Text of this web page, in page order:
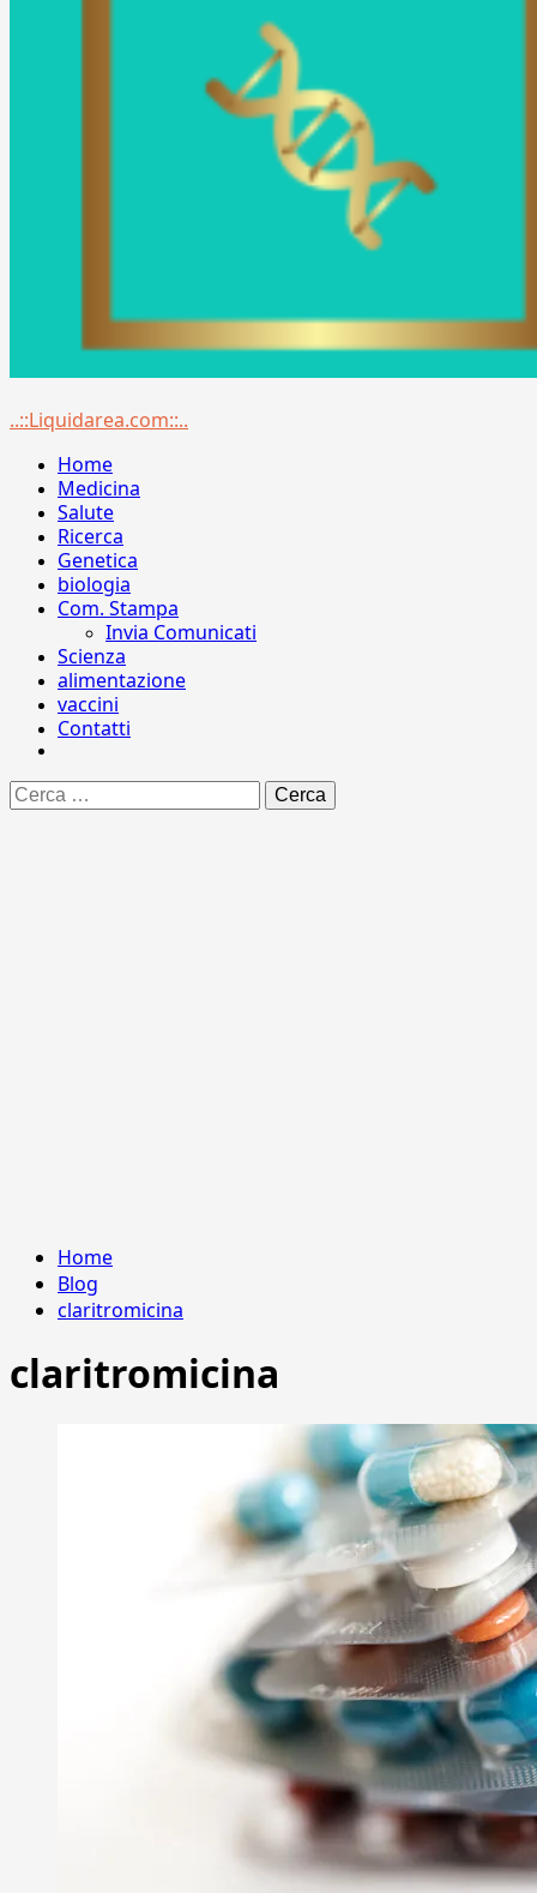
Menu
..::Liquidarea.com::..
Home
Medicina
Salute
Ricerca
Genetica
biologia
Com. Stampa
Invia Comunicati
Scienza
alimentazione
vaccini
Contatti
Ricerca
per:
Home
Blog
claritromicina
claritromicina